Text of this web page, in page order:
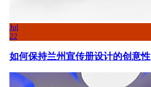
Jul
22
如何保持兰州宣传册设计的创意性